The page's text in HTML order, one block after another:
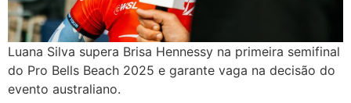
Luana Silva supera Brisa Hennessy na primeira semifinal
do Pro Bells Beach 2025 e garante vaga na decisão do
evento australiano.